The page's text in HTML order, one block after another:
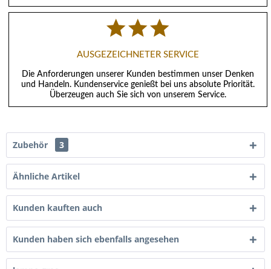
AUSGEZEICHNETER SERVICE
Die Anforderungen unserer Kunden bestimmen unser Denken
und Handeln. Kundenservice genießt bei uns absolute Priorität.
Überzeugen auch Sie sich von unserem Service.
Zubehör 3
Ähnliche Artikel
Kunden kauften auch
Kunden haben sich ebenfalls angesehen